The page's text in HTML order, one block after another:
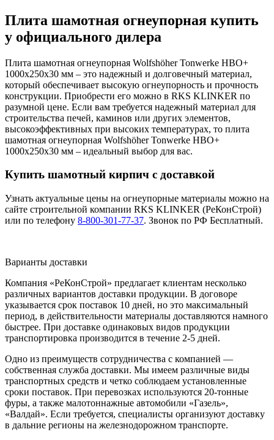
Плита шамотная огнеупорная купить
у официального дилера
Плита шамотная огнеупорная Wolfshöher Tonwerke HBO+
1000х250х30 мм – это надежный и долговечный материал,
который обеспечивает высокую огнеупорность и прочность
конструкции. Приобрести его можно в RKS KLINKER по
разумной цене. Если вам требуется надежный материал для
строительства печей, каминов или других элементов,
высокоэффективных при высоких температурах, то плита
шамотная огнеупорная Wolfshöher Tonwerke HBO+
1000х250х30 мм – идеальный выбор для вас.
Купить шамотный кирпич с доставкой
Узнать актуальные цены на огнеупорные материалы можно на
сайте строительной компании RKS KLINKER (РеКонСтрой)
или по телефону 8-800-301-77-37. Звонок по РФ Бесплатный.
Варианты доставки
Компания «РеКонСтрой» предлагает клиентам несколько
различных вариантов доставки продукции. В договоре
указывается срок поставок 10 дней, но это максимальный
период, в действительности материалы доставляются намного
быстрее. При доставке одинаковых видов продукции
транспортировка производится в течение 2-5 дней.
Одно из преимуществ сотрудничества с компанией —
собственная служба доставки. Мы имеем различные виды
транспортных средств и четко соблюдаем установленные
сроки поставок. При перевозках используются 20-тонные
фуры, а также малотоннажные автомобили «Газель»,
«Валдай». Если требуется, специалисты организуют доставку
в дальние регионы на железнодорожном транспорте.